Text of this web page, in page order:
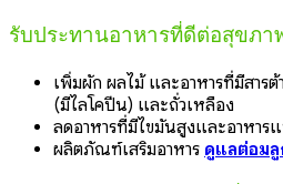
รับประทานอาหารที่ดีต่อสุขภา
เพิ่มผัก ผลไม้ และอาหารที่มีสาร
(มีไลโคปีน) และถั่วเหลือง
ลดอาหารที่มีไขมันสูงและอาหาร
ผลิตภัณฑ์เสริมอาหาร ดูแลต่อม